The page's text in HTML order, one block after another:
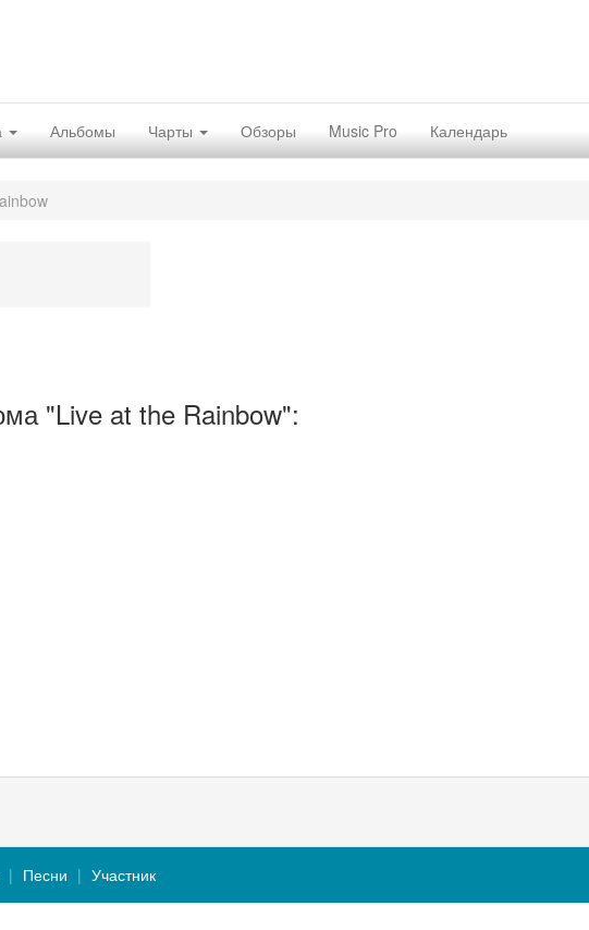
Альбомы Чарты Обзоры Music Pro Календарь
"Live at the Rainbow":
Песни Участник